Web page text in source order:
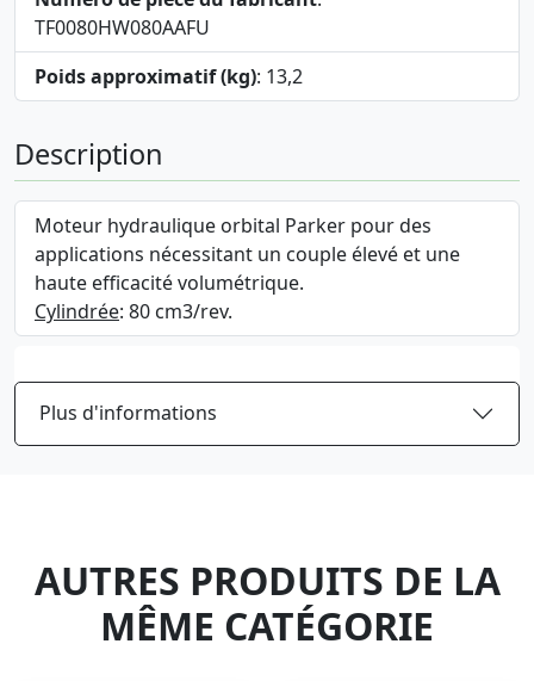
TF0080HW080AAFU
Poids approximatif (kg): 13,2
Description
Moteur hydraulique orbital Parker pour des
applications nécessitant un couple élevé et une
haute efficacité volumétrique.
Cylindrée: 80 cm3/rev.
Plus d'informations
AUTRES PRODUITS DE LA
MÊME CATÉGORIE